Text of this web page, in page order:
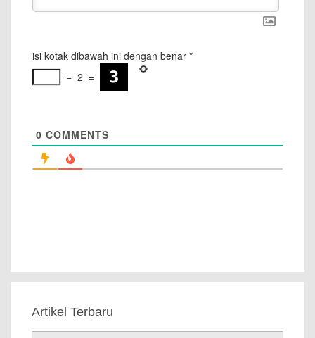
isi kotak dibawah ini dengan benar *
− 2 =
0 COMMENTS
Artikel Terbaru